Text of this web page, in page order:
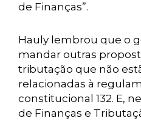
de Finanças”.
Hauly lembrou que o
mandar outras
tributação que não
relacionadas à
constitucional 132. E,
de Finanças e